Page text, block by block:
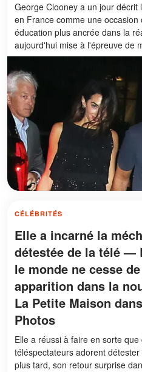
George Clooney a un jour
en France comme une
éducation plus ancrée dans la
aujourd'hui mise à l'épreuve de
CÉLÉBRITÉS
Elle a incarné la
détestée de la télé —
le monde ne cesse
apparition dans la
La Petite Maison
Photos
Elle a réussi à faire en sorte
téléspectateurs adorent
plus tard, son retour surprise